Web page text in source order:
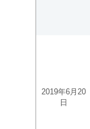
2019年6月20
日